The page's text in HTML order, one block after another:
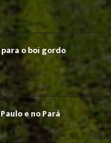
o boi gordo
e no Pará